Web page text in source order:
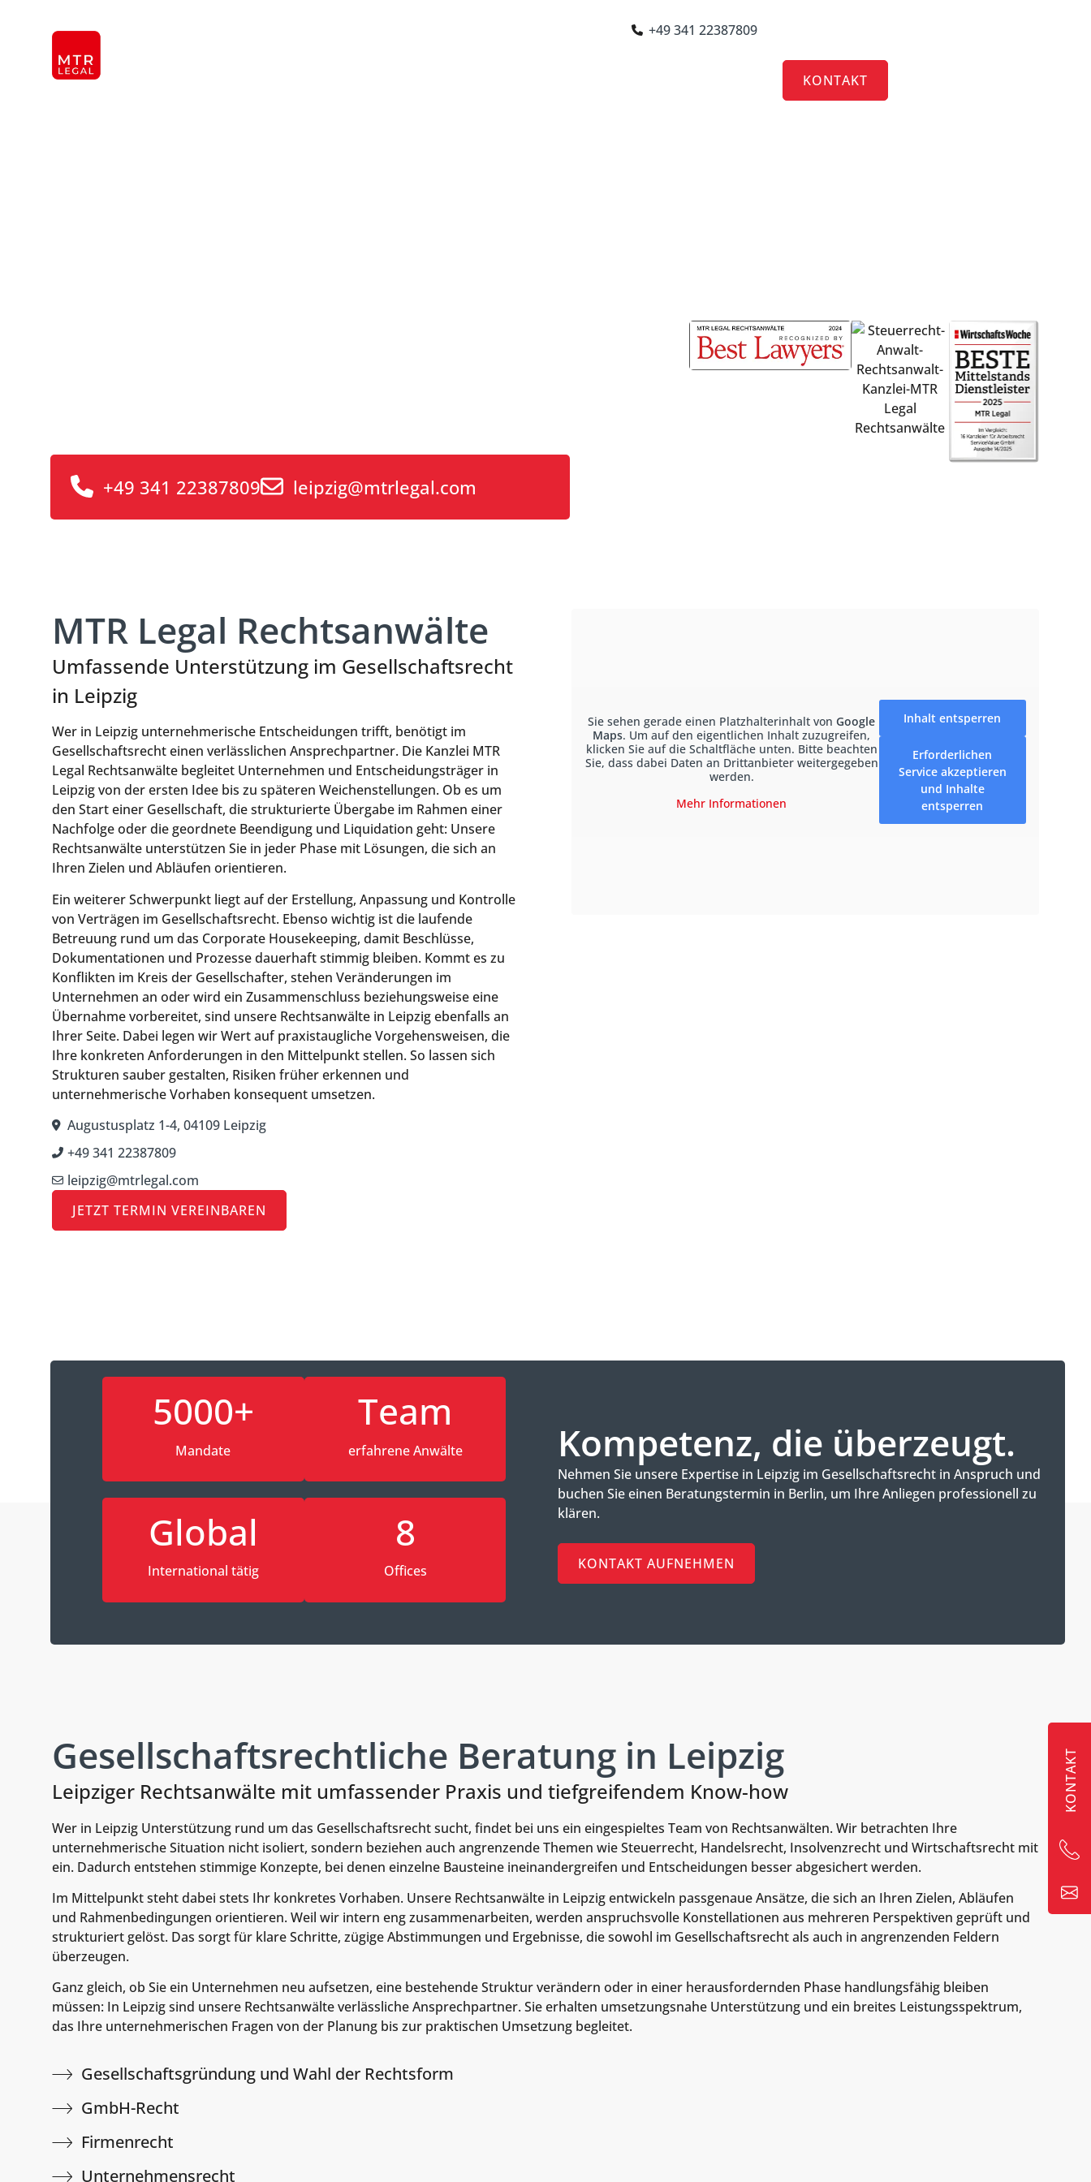
Berlin|Düsseldorf +49 341 22387809
KONTAKT
+49 341 22387809 leipzig@mtrlegal.com
MTR Legal Rechtsanwälte
Umfassende Unterstützung im Gesellschaftsrecht
in Leipzig
Wer in Leipzig unternehmerische Entscheidungen trifft, benötigt im
Gesellschaftsrecht einen verlässlichen Ansprechpartner. Die Kanzlei MTR
Legal Rechtsanwälte begleitet Unternehmen und Entscheidungsträger in
Leipzig von der ersten Idee bis zu späteren Weichenstellungen. Ob es um
den Start einer Gesellschaft, die strukturierte Übergabe im Rahmen einer
Nachfolge oder die geordnete Beendigung und Liquidation geht: Unsere
Rechtsanwälte unterstützen Sie in jeder Phase mit Lösungen, die sich an
Ihren Zielen und Abläufen orientieren.
Ein weiterer Schwerpunkt liegt auf der Erstellung, Anpassung und Kontrolle
von Verträgen im Gesellschaftsrecht. Ebenso wichtig ist die laufende
Betreuung rund um das Corporate Housekeeping, damit Beschlüsse,
Dokumentationen und Prozesse dauerhaft stimmig bleiben. Kommt es zu
Konflikten im Kreis der Gesellschafter, stehen Veränderungen im
Unternehmen an oder wird ein Zusammenschluss beziehungsweise eine
Übernahme vorbereitet, sind unsere Rechtsanwälte in Leipzig ebenfalls an
Ihrer Seite. Dabei legen wir Wert auf praxistaugliche Vorgehensweisen, die
Ihre konkreten Anforderungen in den Mittelpunkt stellen. So lassen sich
Strukturen sauber gestalten, Risiken früher erkennen und
unternehmerische Vorhaben konsequent umsetzen.
Augustusplatz 1-4, 04109 Leipzig
+49 341 22387809
leipzig@mtrlegal.com
JETZT TERMIN VEREINBAREN
Sie sehen gerade einen Platzhalterinhalt vonGoogle
Maps. Um auf den eigentlichen Inhalt zuzugreifen,
klicken Sie auf die Schaltfläche unten. Bitte beachten
Sie, dass dabei Daten an Drittanbieter weitergegeben
werden.
Mehr Informationen
Inhalt entsperren
Erforderlichen
Service akzeptieren
und Inhalte
entsperren
5000+
Mandate
Team
erfahrene Anwälte
Global
International tätig
8
Offices
Kompetenz, die überzeugt.
Nehmen Sie unsere Expertise in Leipzig im Gesellschaftsrecht in Anspruch und
buchen Sie einen Beratungstermin in Berlin, um Ihre Anliegen professionell zu
klären.
KONTAKT AUFNEHMEN
Gesellschaftsrechtliche Beratung in Leipzig
Leipziger Rechtsanwälte mit umfassender Praxis und tiefgreifendem Know-how
Wer in Leipzig Unterstützung rund um das Gesellschaftsrecht sucht, findet bei uns ein eingespieltes Team von Rechtsanwälten. Wir betrachten Ihre
unternehmerische Situation nicht isoliert, sondern beziehen auch angrenzende Themen wie Steuerrecht, Handelsrecht, Insolvenzrecht und Wirtschaftsrecht mit
ein. Dadurch entstehen stimmige Konzepte, bei denen einzelne Bausteine ineinandergreifen und Entscheidungen besser abgesichert werden.
Im Mittelpunkt steht dabei stets Ihr konkretes Vorhaben. Unsere Rechtsanwälte in Leipzig entwickeln passgenaue Ansätze, die sich an Ihren Zielen, Abläufen
und Rahmenbedingungen orientieren. Weil wir intern eng zusammenarbeiten, werden anspruchsvolle Konstellationen aus mehreren Perspektiven geprüft und
strukturiert gelöst. Das sorgt für klare Schritte, zügige Abstimmungen und Ergebnisse, die sowohl im Gesellschaftsrecht als auch in angrenzenden Feldern
überzeugen.
Ganz gleich, ob Sie ein Unternehmen neu aufsetzen, eine bestehende Struktur verändern oder in einer herausfordernden Phase handlungsfähig bleiben
müssen: In Leipzig sind unsere Rechtsanwälte verlässliche Ansprechpartner. Sie erhalten umsetzungsnahe Unterstützung und ein breites Leistungsspektrum,
das Ihre unternehmerischen Fragen von der Planung bis zur praktischen Umsetzung begleitet.
Gesellschaftsgründung und Wahl der Rechtsform
GmbH-Recht
Firmenrecht
Unternehmensrecht
KONTAKT